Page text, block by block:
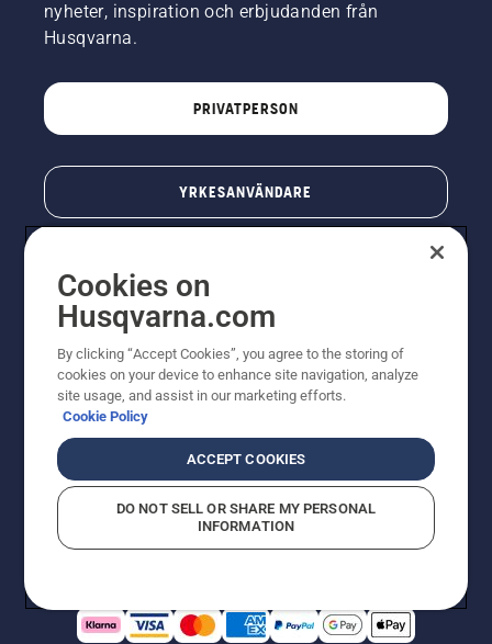
nyheter, inspiration och erbjudanden från
Husqvarna.
PRIVATPERSON
YRKESANVÄNDARE
© Husqvarna AB (publ). All rights reserved. Priserna
som visas är rekommenderade cirkapriser. Alla angivna
priser är rekommenderade försäljningspriser (inkl.
moms) om inte produkten är tillgänglig för direkt köp.
CookiepolicyAnvändningsvillkor Sekretessmeddelande
Rapportera misstänkta överträdelser
Cookies on
Husqvarna.com
By clicking “Accept Cookies”, you agree to the storing of
cookies on your device to enhance site navigation, analyze
site usage, and assist in our marketing efforts.
Cookie Policy
ACCEPT COOKIES
DO NOT SELL OR SHARE MY PERSONAL
INFORMATION